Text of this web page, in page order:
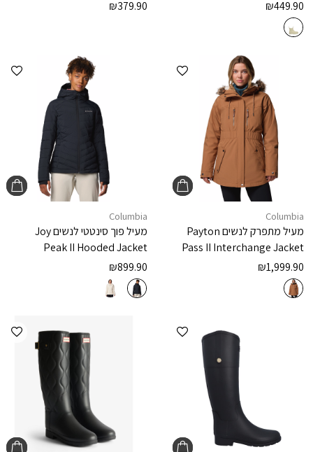
₪449.90
₪379.90
הוספה למועדפים
Columbia
מעיל מתפרק לנשיםPayton
Pass II Interchange Jacket
₪1,999.90
Columbia
מעיל פוך סינטטי לנשיםJoy
Peak II Hooded Jacket
₪899.90
הוספה למועדפים